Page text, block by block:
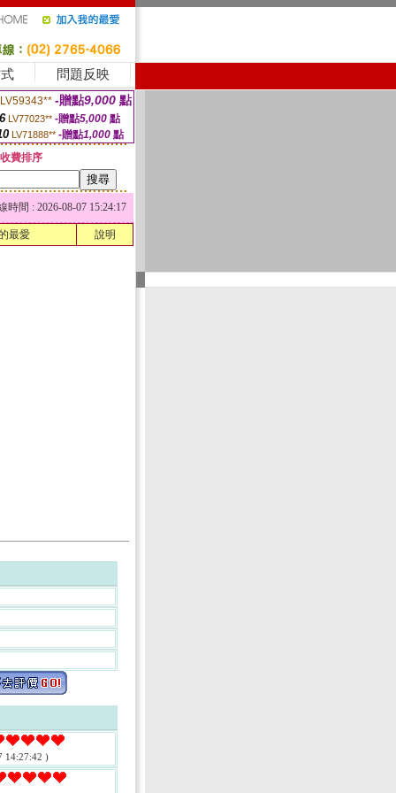
問題反映
LV59343** -贈點9,000 點
LV77023** -贈點5,000點
LV71888** -贈點1,000 點
費排序
時間 : 2026-08-07 15:24:17
最愛 說明
14:27:42 )